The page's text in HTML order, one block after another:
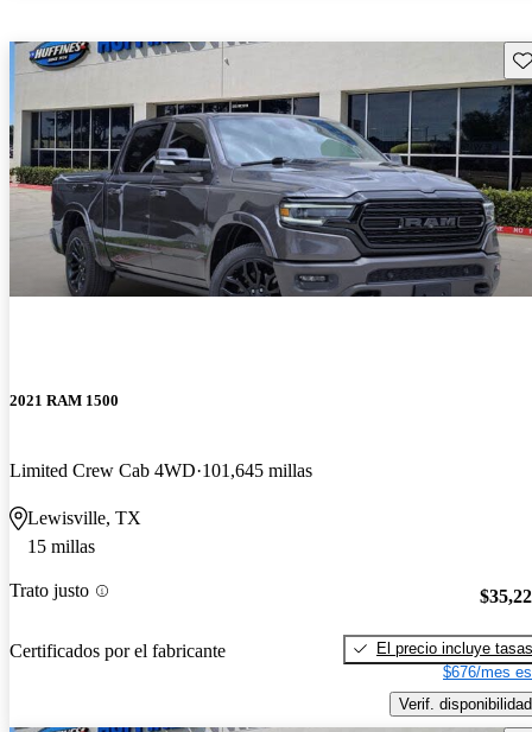
2021 RAM 1500
Limited Crew Cab 4WD 101,645 millas
Lewisville, TX
15 millas
Trato justo
Certificados por el fabricante
El precio incluye tasas
$676/mes
Verif. disponibilidad